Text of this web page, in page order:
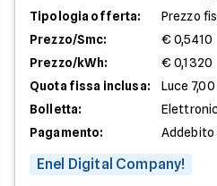
Tipologia offerta:
Prezzo
Prezzo/Smc:
€ 0,5410
Prezzo/kWh:
€ 0,1320
Quota fissa inclusa:
Luce
Bolletta:
Pagamento:
Addebito
Enel Digital Company!